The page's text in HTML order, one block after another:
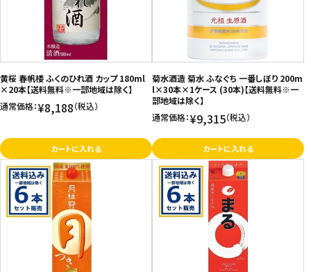
黄桜 春帆楼 ふくのひれ酒 カップ 180ml
×20本【送料無料※一部地域は除く】
通常価格：¥8,188（税込）
カートに入れる
菊水酒造 菊水 ふなぐち 一番しぼり 200m
l×30本×1ケース (30本)【送料無料※一
部地域は除く】
通常価格：¥9,315（税込）
カートに入れる